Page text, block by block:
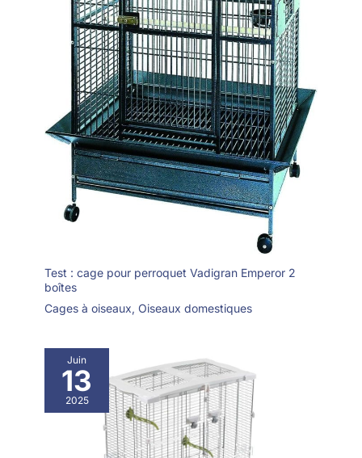
Test : cage pour perroquet Vadigran Emperor 2
boîtes
Cages à oiseaux, Oiseaux domestiques
Juin
13
2025